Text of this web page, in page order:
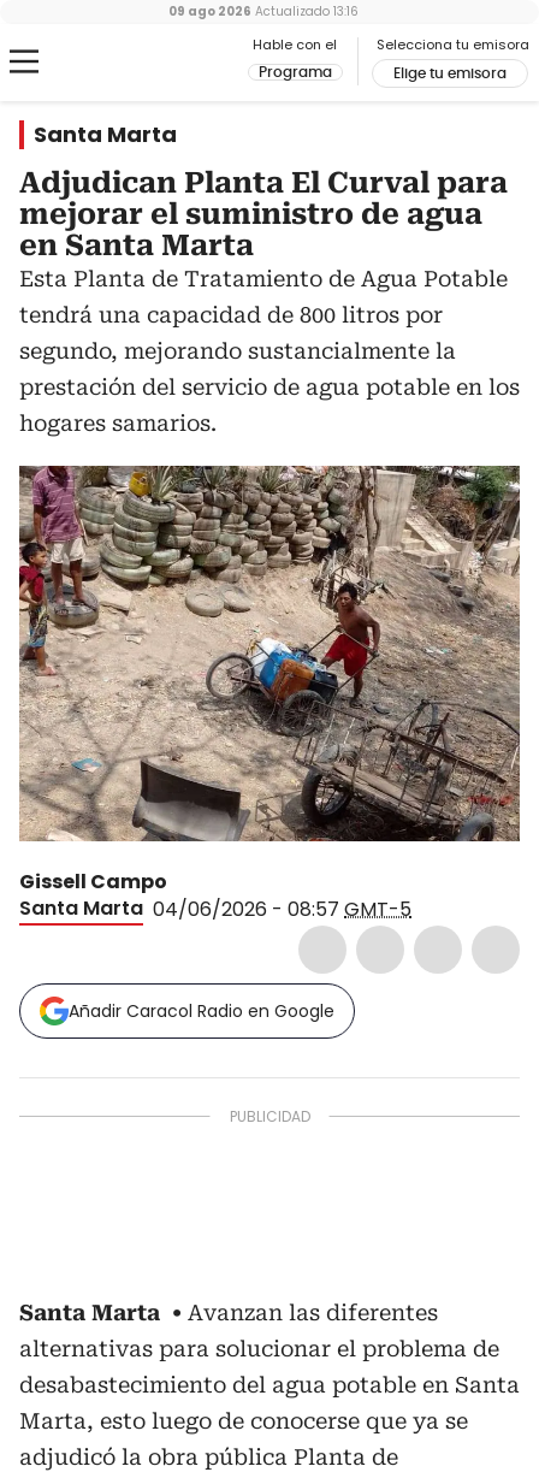
Hable con el
Programa
Selecciona tu emisora
Elige tu emisora
09 ago 2026 Actualizado 13:16
Santa Marta
Adjudican Planta El Curval para
mejorar el suministro de agua
en Santa Marta
Esta Planta de Tratamiento de Agua Potable
tendrá una capacidad de 800 litros por
segundo, mejorando sustancialmente la
prestación del servicio de agua potable en los
hogares samarios.
Gissell Campo
Santa Marta 04/06/2026 - 08:57 GMT-5
Añadir Caracol Radio en Google
Santa Marta
Avanzan las diferentes
alternativas para solucionar el problema de
desabastecimiento del agua potable en Santa
Marta, esto luego de conocerse que ya se
adjudicó la obra pública Planta de